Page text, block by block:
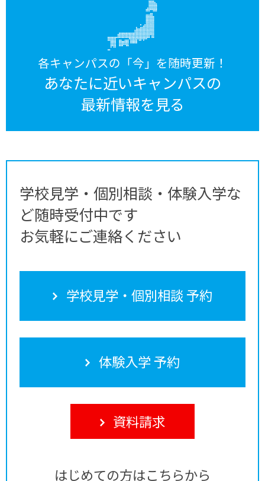
各キャンパスの「今」を随時更新！
あなたに近いキャンパスの
最新情報を見る
学校見学・個別相談・体験入学な
ど随時受付中です
お気軽にご連絡ください
学校見学・個別相談 予約
体験入学 予約
資料請求
はじめての方はこちらから